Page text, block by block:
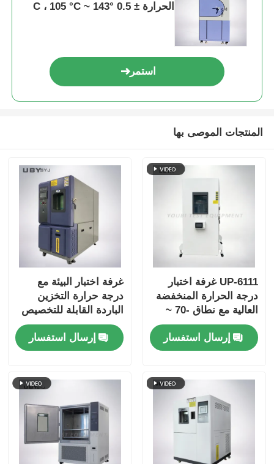
الحرارة ± 0.5 °C ، 105 °C ~ 143
استمر
المنتجات الموصى بها
UP-6111 غرفة اختبار
درجة الحرارة المنخفضة
العالية مع نطاق -70 ~
180 درجة مئوية، رطوبة
20% ~ 98% وتحكم ذكي
بشاشة تعمل باللمس
إرسال استفسار
غرفة اختبار البيئة مع
درجة حرارة التخزين
الباردة القابلة للتخصيص
باب زجاجي مزدوج
الطبقة المشدّد والداخلية
من الفولاذ المقاوم
إرسال استفسار